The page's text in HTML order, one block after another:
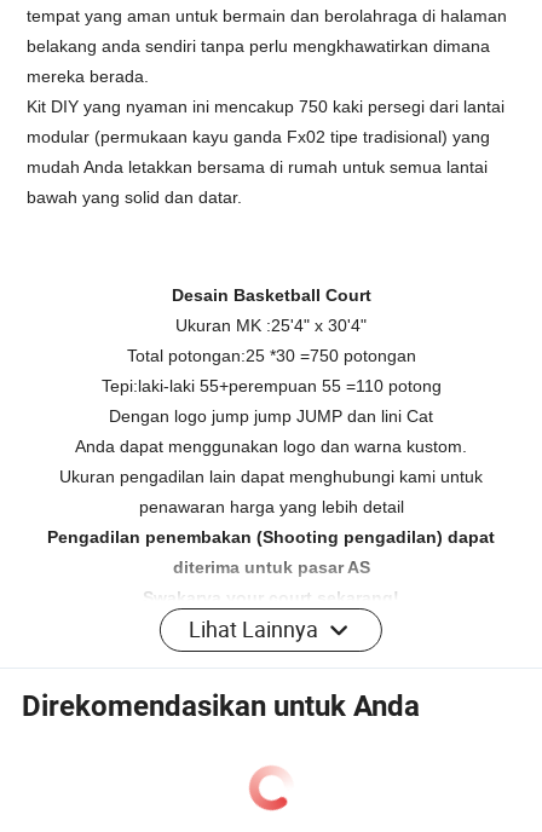
tempat yang aman untuk bermain dan berolahraga di halaman
belakang anda sendiri tanpa perlu mengkhawatirkan dimana
mereka berada.
Kit DIY yang nyaman ini mencakup 750 kaki persegi dari lantai
modular (permukaan kayu ganda Fx02 tipe tradisional) yang
mudah Anda letakkan bersama di rumah untuk semua lantai
bawah yang solid dan datar.
Desain Basketball Court
Ukuran MK :25'4" x 30'4"
Total potongan:25 *30 =750 potongan
Tepi:laki-laki 55+perempuan 55 =110 potong
Dengan logo jump jump JUMP dan lini Cat
Anda dapat menggunakan logo dan warna kustom.
Ukuran pengadilan lain dapat menghubungi kami untuk
penawaran harga yang lebih detail
Pengadilan penembakan (Shooting pengadilan) dapat
diterima untuk pasar AS
Swakarya your court sekarang!
kami dapat merancang anda dengan bebas. cukup
ceritakan ide anda pada kami
Cara memasang pengadilan setelah menerima pengadilan
Lihat Lainnya
Direkomendasikan untuk Anda